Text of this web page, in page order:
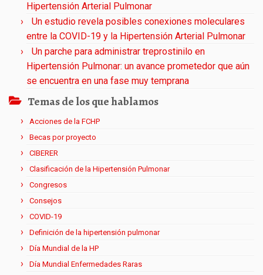
Hipertensión Arterial Pulmonar
Un estudio revela posibles conexiones moleculares
entre la COVID-19 y la Hipertensión Arterial Pulmonar
Un parche para administrar treprostinilo en
Hipertensión Pulmonar: un avance prometedor que aún
se encuentra en una fase muy temprana
Temas de los que hablamos
Acciones de la FCHP
Becas por proyecto
CIBERER
Clasificación de la Hipertensión Pulmonar
Congresos
Consejos
COVID-19
Definición de la hipertensión pulmonar
Día Mundial de la HP
Día Mundial Enfermedades Raras